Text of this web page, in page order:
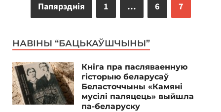
Папярэднія 1 … 6 7
НАВІНЫ “БАЦЬКАЎШЧЫНЫ”
Кніга пра пасляваенную
гісторыю беларусаў
Беласточчыны «Камяні
мусілі паляцець» выйшла
па-беларуску